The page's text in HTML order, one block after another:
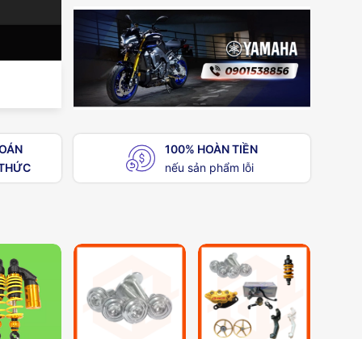
100% HOÀN TIỀN
nếu sản phẩm lỗi